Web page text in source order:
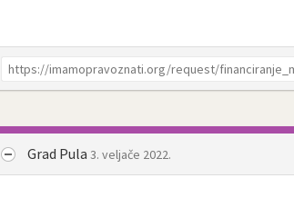
Grad Pula 3. veljače 2022.